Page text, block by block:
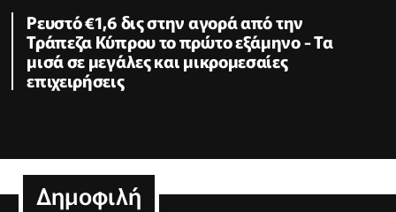
Ρευστό €1,6 δις στην αγορά από την
Τράπεζα Κύπρου το πρώτο εξάμηνο - Τα
μισά σε μεγάλες και μικρομεσαίες
επιχειρήσεις
Δημοφιλή